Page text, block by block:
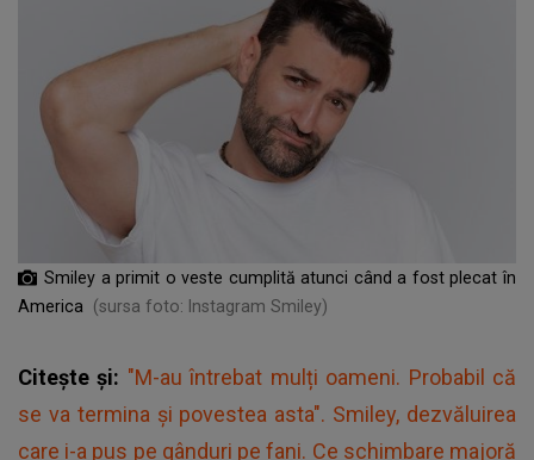
Smiley a primit o veste cumplită atunci când a fost plecat în
America
(sursa foto: Instagram Smiley)
Citește și: "M-au întrebat mulți oameni. Probabil că
se va termina și povestea asta". Smiley, dezvăluirea
care i-a pus pe gânduri pe fani. Ce schimbare majoră